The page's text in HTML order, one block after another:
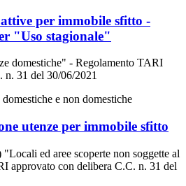
per immobile sfitto -
"Uso stagionale"
domestiche" - Regolamento TARI
n. 31 del 30/06/2021
e non domestiche
utenze per immobile sfitto
ed aree scoperte non soggette al
approvato con delibera C.C. n. 31 del